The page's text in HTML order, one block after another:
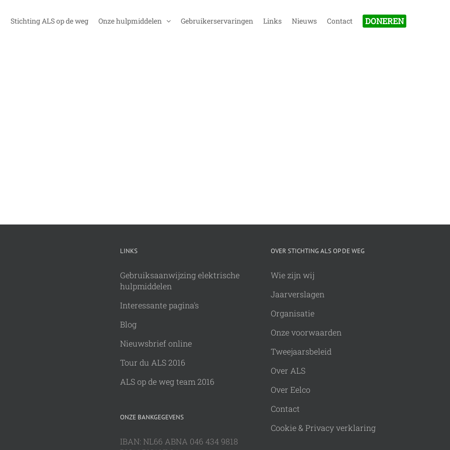
Stichting ALS op de weg Onze hulpmiddelen Gebruikerservaringen Links Nieuws Contact DONEREN
LINKS
Gebruiksaanwijzing elektrische
hulpmiddelen
Interessante pagina's
Blog
Nieuwsbrief online
Tour du ALS 2016
ALS op de weg team 2016
ONZE BANKGEGEVENS
IBAN: NL66 ABNA 046 434 9818
OVER STICHTING ALS OP DE WEG
Wie zijn wij
Jaarverslagen
Organisatie
Onze voorwaarden
Tweejaarsbeleid
Over ALS
Over Eelco
Contact
Cookie & Privacy verklaring